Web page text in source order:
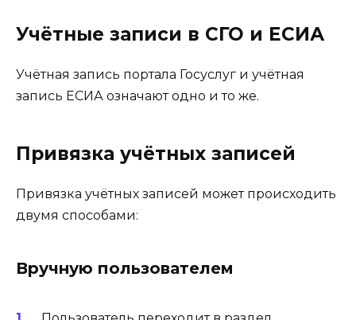
Учётные записи в СГО и ЕСИА
Учётная запись портала Госуслуг и учётная
запись ЕСИА означают одно и то же.
Привязка учётных записей
Привязка учётных записей может происходить
двумя способами:
Вручную пользователем